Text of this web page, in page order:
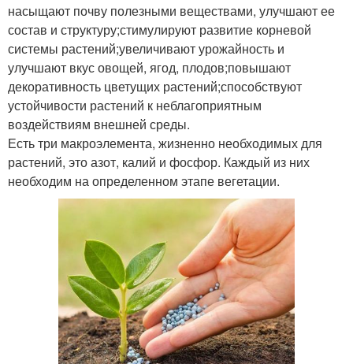
насыщают почву полезными веществами, улучшают ее
состав и структуру;стимулируют развитие корневой
системы растений;увеличивают урожайность и
улучшают вкус овощей, ягод, плодов;повышают
декоративность цветущих растений;способствуют
устойчивости растений к неблагоприятным
воздействиям внешней среды.
Есть три макроэлемента, жизненно необходимых для
растений, это азот, калий и фосфор. Каждый из них
необходим на определенном этапе вегетации.